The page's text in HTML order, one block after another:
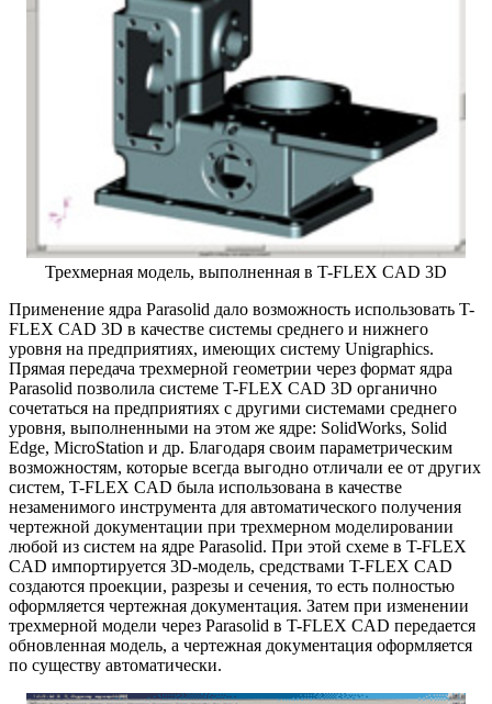
Трехмерная модель, выполненная в T-FLEX CAD 3D
Применение ядра Parasolid дало возможность использовать T-
FLEX CAD 3D в качестве системы среднего и нижнего
уровня на предприятиях, имеющих систему Unigraphics.
Прямая передача трехмерной геометрии через формат ядра
Parasolid позволила системе T-FLEX CAD 3D органично
сочетаться на предприятиях с другими системами среднего
уровня, выполненными на этом же ядре: SolidWorks, Solid
Edge, MicroStation и др. Благодаря своим параметрическим
возможностям, которые всегда выгодно отличали ее от других
систем, T-FLEX CAD была использована в качестве
незаменимого инструмента для автоматического получения
чертежной документации при трехмерном моделировании
любой из систем на ядре Parasolid. При этой схеме в T-FLEX
CAD импортируется 3D-модель, средствами T-FLEX CAD
создаются проекции, разрезы и сечения, то есть полностью
оформляется чертежная документация. Затем при изменении
трехмерной модели через Parasolid в T-FLEX CAD передается
обновленная модель, а чертежная документация оформляется
по существу автоматически.